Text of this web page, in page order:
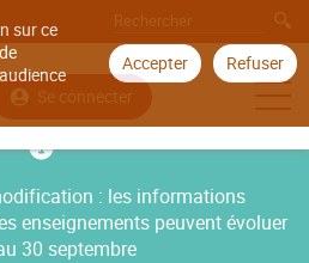
sur ce
Accepter Refuser
Se connecter
: les informations
enseignements peuvent évoluer
30 septembre